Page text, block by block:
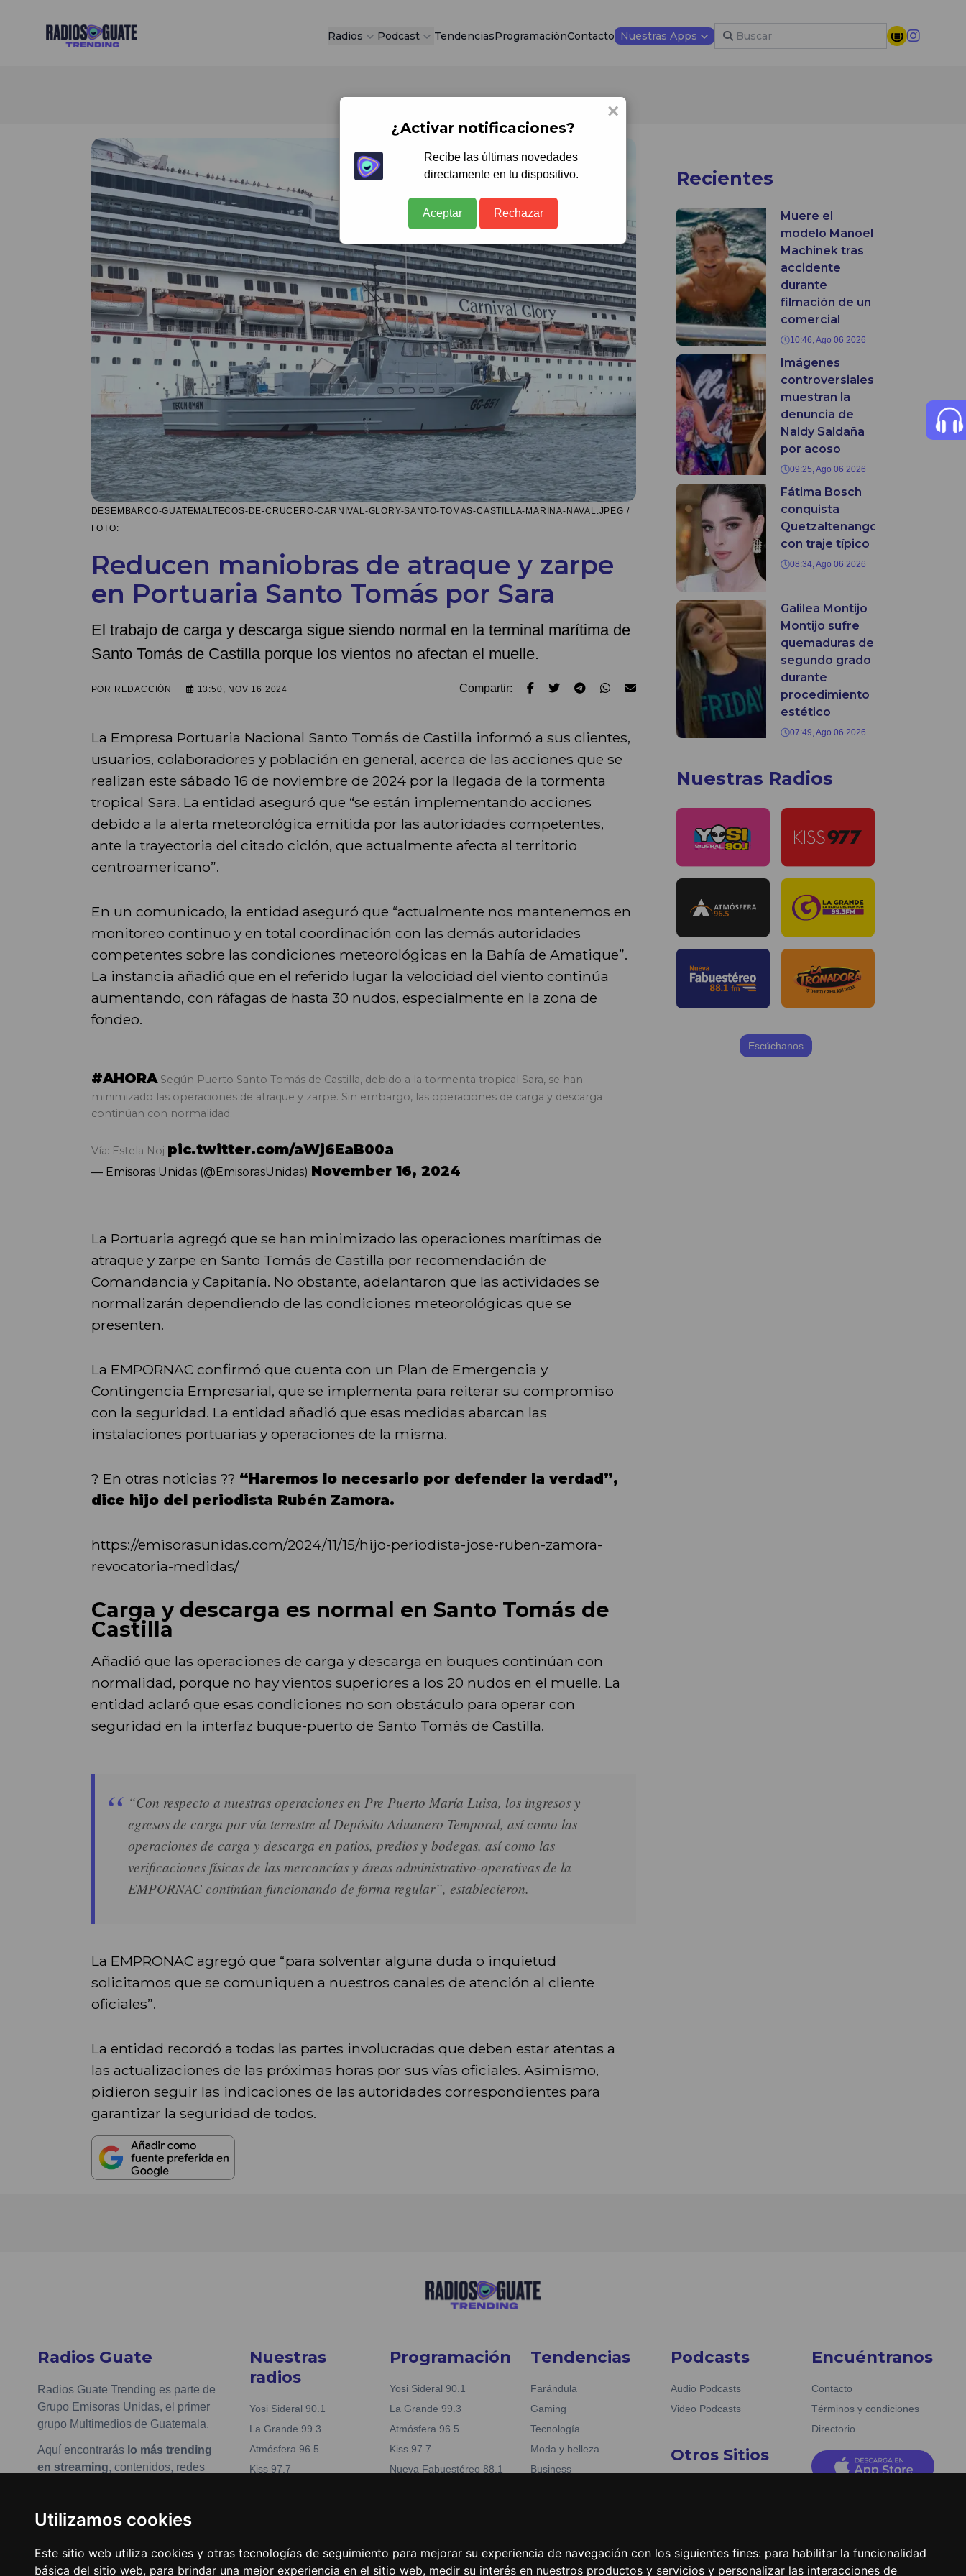
Utilizamos cookies
Este sitio web utiliza cookies y otras tecnologías de seguimiento para mejorar su experiencia de navegación con los siguientes fines: para habilitar la funcionalidad
básica del sitio web, para brindar una mejor experiencia en el sitio web, medir su interés en nuestros productos y servicios y personalizar las interacciones de
Radios Guate Radios Podcast TendenciasProgramaciónContacto Nuestras Apps
DESEMBARCO-GUATEMALTECOS-DE-CRUCERO-CARNIVAL-GLORY-SANTO-TOMAS-CASTILLA-MARINA-NAVAL.JPEG /
FOTO:
Reducen maniobras de atraque y zarpe
en Portuaria Santo Tomás por Sara
El trabajo de carga y descarga sigue siendo normal en la terminal marítima de
Santo Tomás de Castilla porque los vientos no afectan el muelle.
POR REDACCIÓN 13:50, NOV 16 2024 Compartir:
La Empresa Portuaria Nacional Santo Tomás de Castilla informó a sus clientes,
usuarios, colaboradores y población en general, acerca de las acciones que se
realizan este sábado 16 de noviembre de 2024 por la llegada de la tormenta
tropical Sara. La entidad aseguró que “se están implementando acciones
debido a la alerta meteorológica emitida por las autoridades competentes,
ante la trayectoria del citado ciclón, que actualmente afecta al territorio
centroamericano”.
En un comunicado, la entidad aseguró que “actualmente nos mantenemos en
monitoreo continuo y en total coordinación con las demás autoridades
competentes sobre las condiciones meteorológicas en la Bahía de Amatique”.
La instancia añadió que en el referido lugar la velocidad del viento continúa
aumentando, con ráfagas de hasta 30 nudos, especialmente en la zona de
fondeo.
#AHORASegún Puerto Santo Tomás de Castilla, debido a la tormenta tropical Sara, se han
minimizado las operaciones de atraque y zarpe. Sin embargo, las operaciones de carga y descarga
continúan con normalidad.
Vía: Estela Noj pic.twitter.com/aWj6EaB00a
— Emisoras Unidas (@EmisorasUnidas) November 16, 2024
La Portuaria agregó que se han minimizado las operaciones marítimas de
atraque y zarpe en Santo Tomás de Castilla por recomendación de
Comandancia y Capitanía. No obstante, adelantaron que las actividades se
normalizarán dependiendo de las condiciones meteorológicas que se
presenten.
La EMPORNAC confirmó que cuenta con un Plan de Emergencia y
Contingencia Empresarial, que se implementa para reiterar su compromiso
con la seguridad. La entidad añadió que esas medidas abarcan las
instalaciones portuarias y operaciones de la misma.
? En otras noticias ?? “Haremos lo necesario por defender la verdad”,
dice hijo del periodista Rubén Zamora.
https://emisorasunidas.com/2024/11/15/hijo-periodista-jose-ruben-zamora-
revocatoria-medidas/
Carga y descarga es normal en Santo Tomás de
Castilla
Añadió que las operaciones de carga y descarga en buques continúan con
normalidad, porque no hay vientos superiores a los 20 nudos en el muelle. La
entidad aclaró que esas condiciones no son obstáculo para operar con
seguridad en la interfaz buque-puerto de Santo Tomás de Castilla.
“Con respecto a nuestras operaciones en Pre Puerto María Luisa, los ingresos y
egresos de carga por vía terrestre al Depósito Aduanero Temporal, así como las
operaciones de carga y descarga en patios, predios y bodegas, así como las
verificaciones físicas de las mercancías y áreas administrativo-operativas de la
EMPORNAC continúan funcionando de forma regular”, establecieron.
La EMPRONAC agregó que “para solventar alguna duda o inquietud
solicitamos que se comuniquen a nuestros canales de atención al cliente
oficiales”.
La entidad recordó a todas las partes involucradas que deben estar atentas a
las actualizaciones de las próximas horas por sus vías oficiales. Asimismo,
pidieron seguir las indicaciones de las autoridades correspondientes para
garantizar la seguridad de todos.
Recientes
Muere el
modelo Manoel
Machinek tras
accidente
durante
filmación de un
comercial
10:46, Ago 06 2026
Imágenes
controversiales
muestran la
denuncia de
Naldy Saldaña
por acoso
09:25, Ago 06 2026
Fátima Bosch
conquista
Quetzaltenango
con traje típico
08:34, Ago 06 2026
Galilea Montijo
Montijo sufre
quemaduras de
segundo grado
durante
procedimiento
estético
07:49, Ago 06 2026
Nuestras Radios
Escúchanos
Radios Guate
Radios Guate Trending es parte de
Grupo Emisoras Unidas, el primer
grupo Multimedios de Guatemala.
Aquí encontrarás lo más trending
en streaming, contenidos, redes
Actualizar preferencias de
cookies
Nuestras
radios
Yosi Sideral 90.1
La Grande 99.3
Atmósfera 96.5
Kiss 97.7
Programación
Yosi Sideral 90.1
La Grande 99.3
Atmósfera 96.5
Kiss 97.7
Nueva Fabuestéreo 88.1
Tendencias
Farándula
Gaming
Tecnología
Moda y belleza
Business
Podcasts
Audio Podcasts
Video Podcasts
Otros Sitios
Encuéntranos
Contacto
Términos y condiciones
Directorio
×
¿Activar notificaciones?
Recibe las últimas novedades
directamente en tu dispositivo.
Aceptar Rechazar